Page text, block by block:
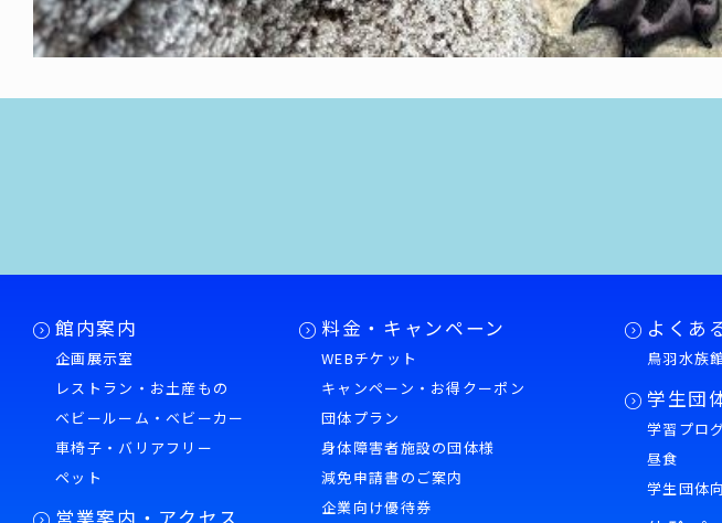
館内案内
企画展示室
レストラン・お土産もの
ベビールーム・ベビーカー
車椅子・バリアフリー
ペット
営業案内・アクセス
料金・キャンペーン
WEBチケット
キャンペーン・お得クーポン
団体プラン
身体障害者施設の団体様
減免申請書のご案内
企業向け優待券
よくあ
鳥羽水族
学生団
学習プロ
昼食
学生団体